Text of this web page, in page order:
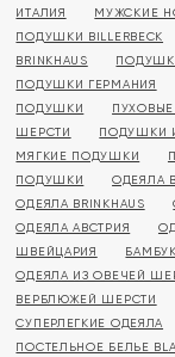
ИТАЛИЯ
МУЖСКИЕ
ПОДУШКИ BILLERBECK
BRINKHAUS
ПОДУШКИ
ПОДУШКИ ГЕРМАНИЯ
ПОДУШКИ
ШЕРСТИ
ПОДУШКИ
МЯГКИЕ ПОДУШКИ
ПОДУШКИ
ОДЕЯЛА
ОДЕЯЛА BRINKHAUS
ОДЕЯЛА АВСТРИЯ
ШВЕЙЦАРИЯ
ОДЕЯЛА ИЗ ОВЕЧЕЙ
ВЕРБЛЮЖЕЙ ШЕРСТИ
СУПЕРЛЕГКИЕ ОДЕЯЛА
ПОСТЕЛЬНОЕ БЕЛЬЕ